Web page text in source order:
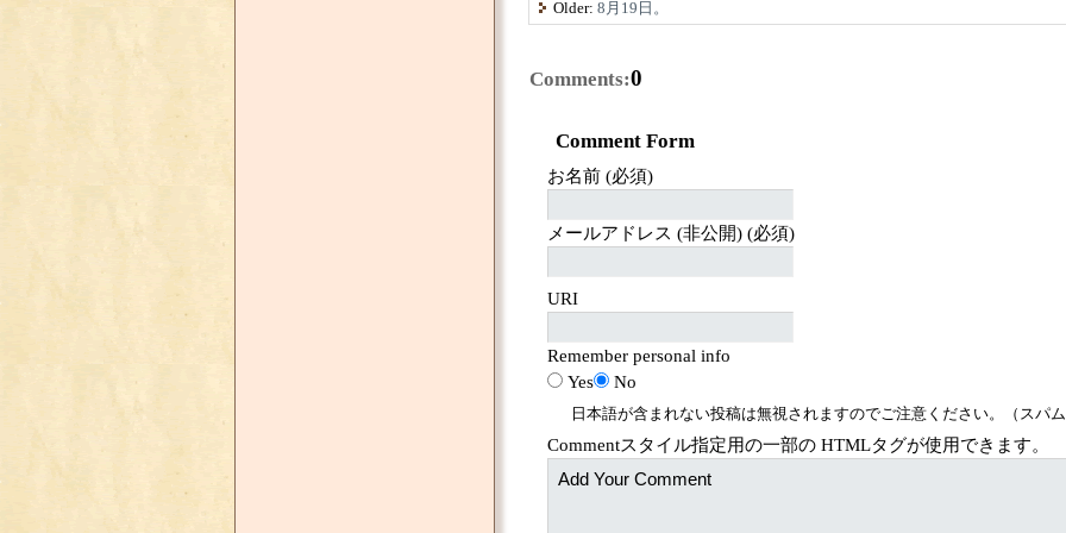
Older:8月19日。
Comments:0
Comment Form
お名前 (必須)
メールアドレス (非公開) (必須)
URI
Remember personal info
Yes
No
日本語が含まれない投稿は無視されますのでご注意ください。（スパ
Commentスタイル指定用の一部の HTMLタグが使用できます。